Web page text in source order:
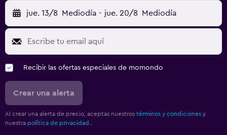
jue. 13/8 Mediodía - jue. 20/8 Mediodía
Recibir las ofertas especiales de momondo
Crear una alerta
Al crear una alerta de precio, aceptas nuestros términos y condiciones y
nuestra política de privacidad..